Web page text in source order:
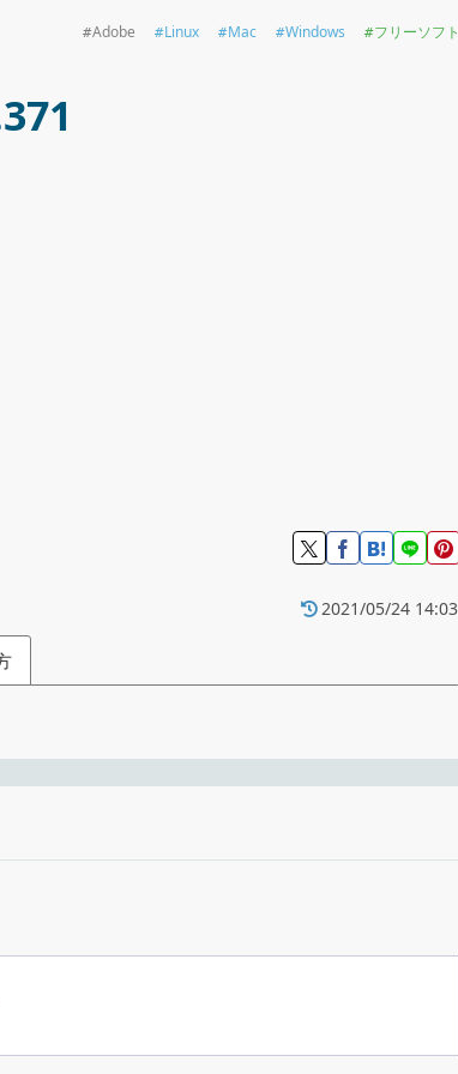
Adobe Linux Mac Windows フリーソフト
2021/05/24 14:03
・Mac・Linux 用）
（Flash コンテンツ）再生のサポートを提供するソフ
日本語ほか